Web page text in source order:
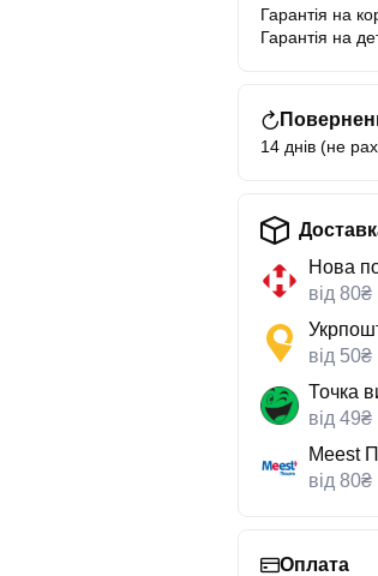
Гарантія на
Гарантія на
14 днів (не
Нова
від 80₴
від 50₴
Точка
від 49₴
Meest
від 80₴
Оплата